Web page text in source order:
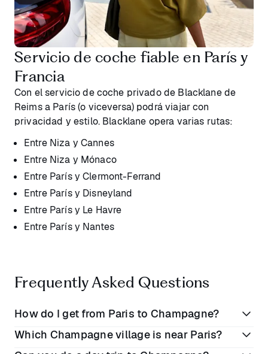
Servicio de coche fiable en París y
Francia
Con el servicio de coche privado de Blacklane de
Reims a París (o viceversa) podrá viajar con
privacidad y estilo. Blacklane opera varias rutas:
Entre Niza y Cannes
Entre Niza y Mónaco
Entre París y Clermont-Ferrand
Entre París y Disneyland
Entre París y Le Havre
Entre París y Nantes
Frequently Asked Questions
How do I get from Paris to Champagne?
There are a number of options to make the roughly
Which Champagne village is near Paris?